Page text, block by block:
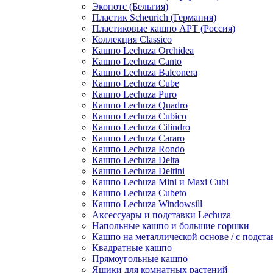
Экопотс (Бельгия)
Пластик Scheurich (Германия)
Пластиковые кашпо АРТ (Россия)
Коллекция Classico
Кашпо Lechuza Orchidea
Кашпо Lechuza Canto
Кашпо Lechuza Balconera
Кашпо Lechuza Cube
Кашпо Lechuza Puro
Кашпо Lechuza Quadro
Кашпо Lechuza Cubico
Кашпо Lechuza Cilindro
Кашпо Lechuza Cararo
Кашпо Lechuza Rondo
Кашпо Lechuza Delta
Кашпо Lechuza Deltini
Кашпо Lechuza Mini и Maxi Cubi
Кашпо Lechuza Cubeto
Кашпо Lechuza Windowsill
Аксессуары и подставки Lechuza
Напольные кашпо и большие горшки
Кашпо на металлической основе / с
Квадратные кашпо
Прямоугольные кашпо
Ящики для комнатных растений